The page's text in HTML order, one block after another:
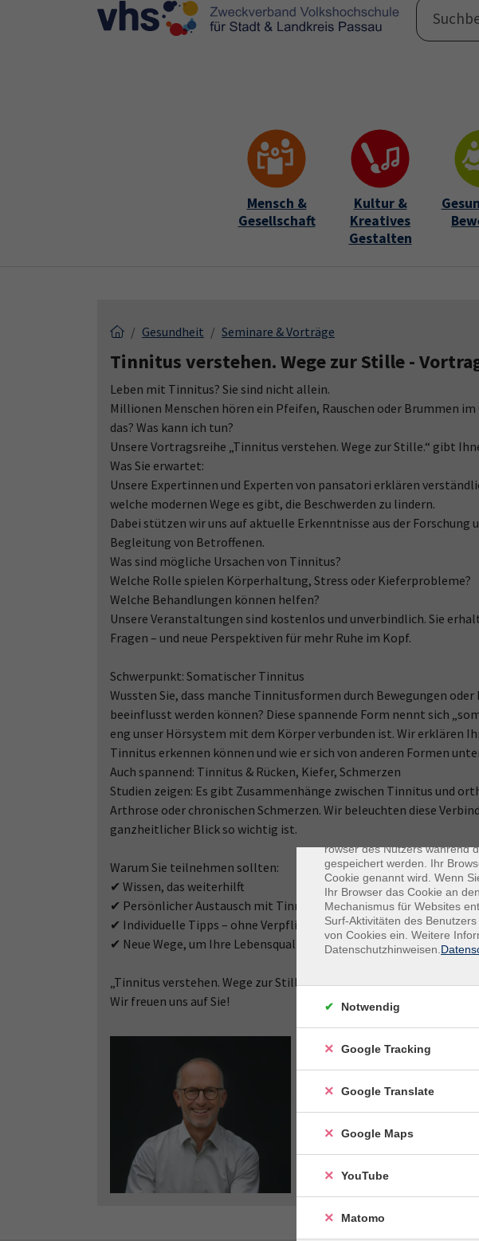
Skip to main content
Skip to page footer
Mensch &
Gesellschaft
Kultur &
Kreatives
Gestalten
Gesundheit Seminare & Vorträge
Tinnitus verstehen. Wege zur Stille -
Leben mit Tinnitus? Sie sind nicht allein.
Millionen Menschen hören ein Pfeifen, Rauschen oder Brummen
das? Was kann ich tun?
Unsere Vortragsreihe „Tinnitus verstehen. Wege zur Stille.“ gibt
Was Sie erwartet:
Unsere Expertinnen und Experten von pansatori erklären
welche modernen Wege es gibt, die Beschwerden zu lindern.
Dabei stützen wir uns auf aktuelle Erkenntnisse aus der
Begleitung von Betroffenen.
Was sind mögliche Ursachen von Tinnitus?
Welche Rolle spielen Körperhaltung, Stress oder Kieferprobleme?
Welche Behandlungen können helfen?
Unsere Veranstaltungen sind kostenlos und unverbindlich. Sie
Fragen – und neue Perspektiven für mehr Ruhe im Kopf.
Schwerpunkt: Somatischer Tinnitus
Wussten Sie, dass manche Tinnitusformen durch Bewegungen
beeinflusst werden können? Diese spannende Form nennt sich
eng unser Hörsystem mit dem Körper verbunden ist. Wir erklären
Tinnitus erkennen können und wie er sich von anderen Formen
Auch spannend: Tinnitus & Rücken, Kiefer, Schmerzen
Studien zeigen: Es gibt Zusammenhänge zwischen Tinnitus und
Arthrose oder chronischen Schmerzen. Wir beleuchten diese
ganzheitlicher Blick so wichtig ist.
Warum Sie teilnehmen sollten:
✔ Wissen, das weiterhilft
✔ Persönlicher Austausch mit Tinnitus-Experten
✔ Individuelle Tipps – ohne Verpflichtungen
✔ Neue Wege, um Ihre Lebensqualität zu verbessern
„Tinnitus verstehen. Wege zur Stille.“ – Kommen Sie vorbei, hören
Wir freuen uns auf Sie!
Datenschutz
rowser des Nutzers während
gespeichert werden. Ihr
Cookie genannt wird. Wenn
Ihr Browser das Cookie an
Mechanismus für Websites
Surf-Aktivitäten des
von Cookies ein. Weitere
Datenschutzhinweisen.
Notwendig
Google Tracking
Google Translate
Google Maps
YouTube
Matomo